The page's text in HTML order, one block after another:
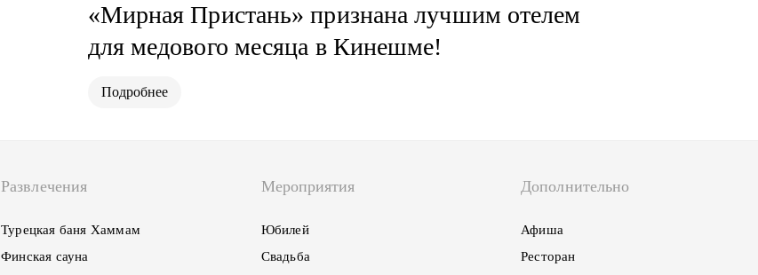
«Мирная Пристань» признана лучшим отелем
для медового месяца в Кинешме!
Подробнее
Развлечения
Турецкая баня Хаммам
Финская сауна
Мероприятия
Юбилей
Свадьба
Дополнительно
Афиша
Ресторан